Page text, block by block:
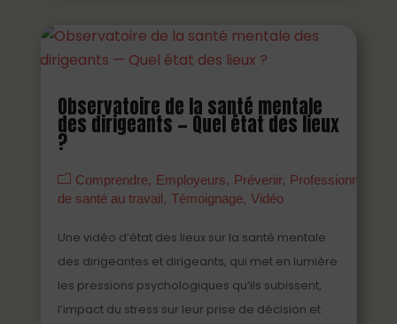
Observatoire de la santé mentale
des dirigeants — Quel état des lieux
?
Comprendre Employeurs Prévenir
Professionnels
de santé au travail Témoignage Vidéo
Une vidéo d’état des lieux sur la santé mentale
des dirigeantes et dirigeants, qui met en lumière
les pressions psychologiques qu’ils subissent,
l’impact du stress sur leur prise de décision et